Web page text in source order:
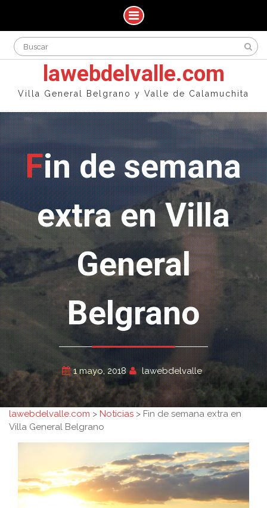
Skip
for:
lawebdelvalle.com
Villa General Belgrano y Valle de Calamuchita
Fin de semana
extra en Villa
General
Belgrano
1 mayo, 2018 lawebdelvalle
lawebdelvalle.com > Noticias > Fin de semana extra en
Villa General Belgrano